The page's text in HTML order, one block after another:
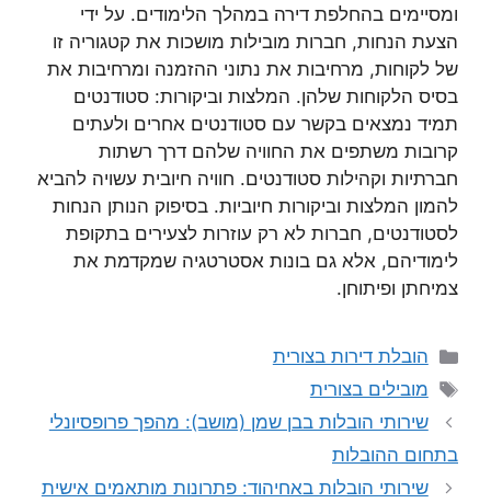
ומסיימים בהחלפת דירה במהלך הלימודים. על ידי
הצעת הנחות, חברות מובילות מושכות את קטגוריה זו
של לקוחות, מרחיבות את נתוני ההזמנה ומרחיבות את
בסיס הלקוחות שלהן. המלצות וביקורות: סטודנטים
תמיד נמצאים בקשר עם סטודנטים אחרים ולעתים
קרובות משתפים את החוויה שלהם דרך רשתות
חברתיות וקהילות סטודנטים. חוויה חיובית עשויה להביא
להמון המלצות וביקורות חיוביות. בסיפוק הנותן הנחות
לסטודנטים, חברות לא רק עוזרות לצעירים בתקופת
לימודיהם, אלא גם בונות אסטרטגיה שמקדמת את
צמיחתן ופיתוחן.
קטגוריות
הובלת דירות בצורית
תגיות
מובילים בצורית
שירותי הובלות בבן שמן (מושב): מהפך פרופסיונלי
בתחום ההובלות
שירותי הובלות באחיהוד: פתרונות מותאמים אישית